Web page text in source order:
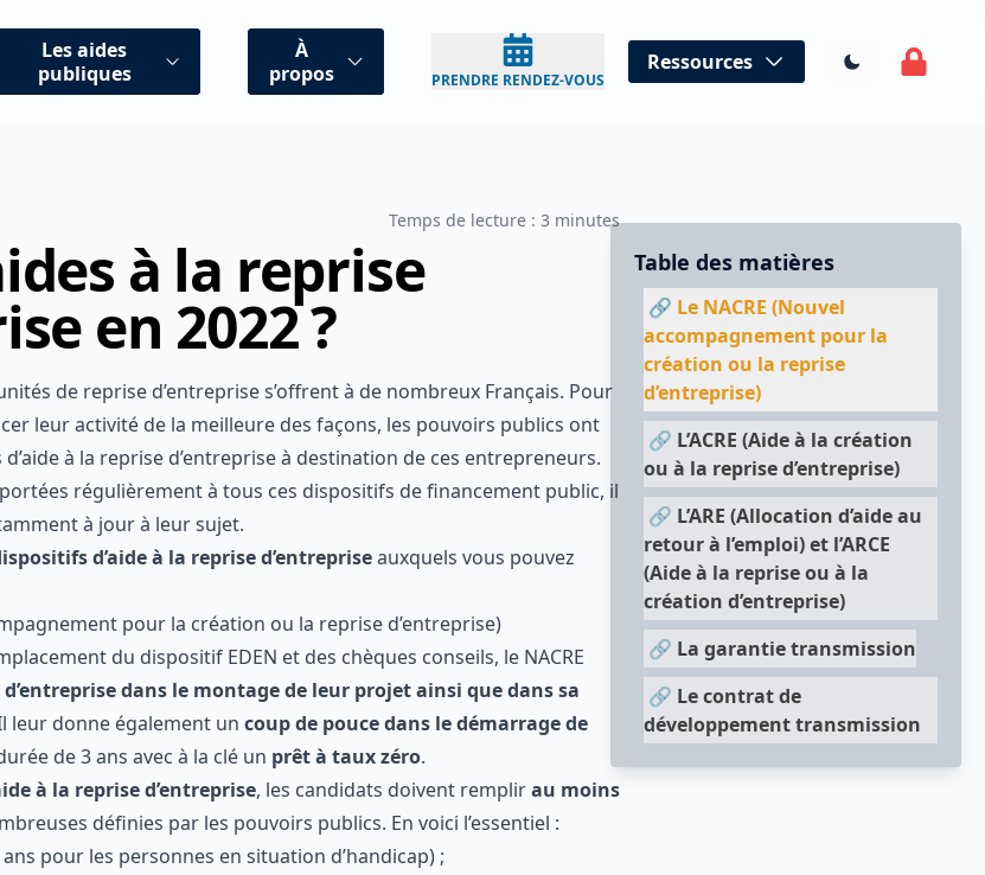
Les aides
publiques
À
propos
PRENDRE RENDEZ-VOUS
Ressources
Temps de lecture :3minutes
à la reprise
en 2022 ?
de reprise d’entreprise s’offrent à de nombreux Français.
leur activité de la meilleure des façons, les pouvoirs
dispositifs d’aide à la reprise d’entreprise à destination de ces
régulièrement à tous ces
constamment à jour à leur sujet.
pour la création ou la reprise d’entreprise)
du dispositif EDEN et des chèques conseils, le
d’entreprise dans le montage de leur projet ainsi
financière . Il leur donne également uncoup de pouce dans
pendant une durée de 3 ans avec à la clé un prêt à taux
aide à la reprise d’entreprise, les candidats doivent remplir
Table des matières
🔗 Le NACRE (Nouvel
accompagnement pour la
création ou la reprise
d’entreprise)
🔗 L’ACRE (Aide à la création
ou à la reprise d’entreprise)
🔗 L’ARE (Allocation d’aide au
retour à l’emploi) et l’ARCE
(Aide à la reprise ou à la
création d’entreprise)
🔗 La garantie transmission
🔗 Le contrat de
développement transmission